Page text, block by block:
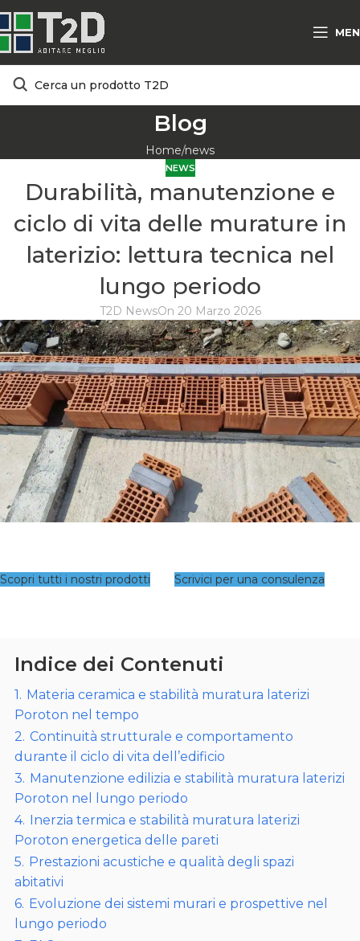
Blog
Home news
NEWS
Durabilità, manutenzione e
ciclo di vita delle murature in
laterizio: lettura tecnica nel
lungo periodo
T2D NewsOn 20 Marzo 2026
Scopri tutti i nostri prodotti Scrivici per una consulenza
Indice dei Contenuti
1. Materia ceramica e stabilità muratura laterizi
Poroton nel tempo
2. Continuità strutturale e comportamento
durante il ciclo di vita dell’edificio
3. Manutenzione edilizia e stabilità muratura laterizi
Poroton nel lungo periodo
4.
Inerzia termica e stabilità muratura laterizi
Poroton energetica delle pareti
5. Prestazioni acustiche e qualità degli spazi
abitativi
6. Evoluzione dei sistemi murari e prospettive nel
lungo periodo